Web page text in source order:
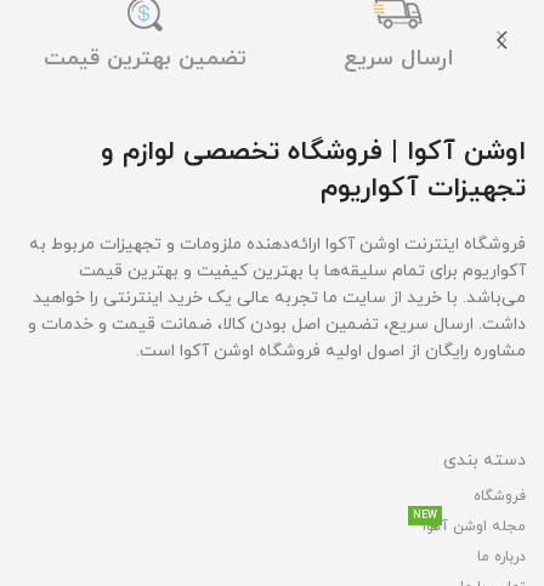
ارسال سریع تضمین بهترین قیمت
اوشن آکوا | فروشگاه تخصصی لوازم و
تجهیزات آکواریوم
فروشگاه اینترنت اوشن آکوا ارائه‌دهنده ملزومات و تجهیزات مربوط به
آکواریوم برای تمام سلیقه‌ها با بهترین کیفیت و بهترین قیمت‌
می‌باشد. با خرید از سایت ما تجربه عالی یک خرید اینترنتی را خواهید
داشت. ارسال سریع، تضمین اصل بودن کالا، ضمانت قیمت و خدمات و
مشاوره رایگان از اصول اولیه فروشگاه اوشن آکوا است.
دسته بندی
فروشگاه
مجله اوشن آکوا
NEW
درباره ما